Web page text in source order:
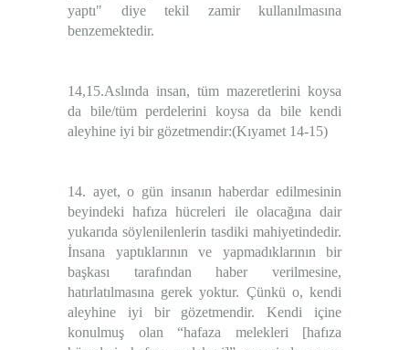
yaptı" diye tekil zamir kullanılmasına
benzemektedir.
14,15.Aslında insan, tüm mazeretlerini koysa
da bile/tüm perdelerini koysa da bile kendi
aleyhine iyi bir gözetmendir:(Kıyamet 14-15)
14. ayet, o gün insanın haberdar edilmesinin
beyindeki hafıza hücreleri ile olacağına dair
yukarıda söylenilenlerin tasdiki mahiyetindedir.
İnsana yaptıklarının ve yapmadıklarının bir
başkası tarafından haber verilmesine,
hatırlatılmasına gerek yoktur. Çünkü o, kendi
aleyhine iyi bir gözetmendir. Kendi içine
konulmuş olan “hafaza melekleri [hafıza